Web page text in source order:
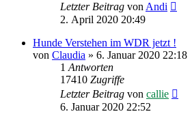
Letzter Beitrag von Andi
2. April 2020 20:49
Hunde Verstehen im WDR jetzt !
von Claudia » 6. Januar 2020 22:18
1 Antworten
17410 Zugriffe
Letzter Beitrag von callie
6. Januar 2020 22:52